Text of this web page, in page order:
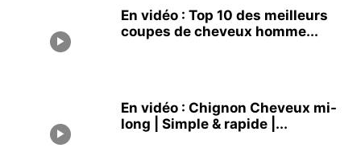
En vidéo : Top 10 des meilleurs
coupes de cheveux homme...
En vidéo : Chignon Cheveux mi-
long | Simple & rapide |...